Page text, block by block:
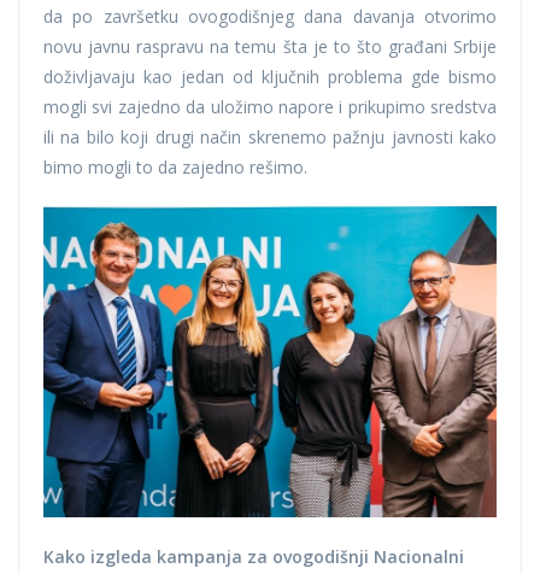
da po završetku ovogodišnjeg dana davanja otvorimo
novu javnu raspravu na temu šta je to što građani Srbije
doživljavaju kao jedan od ključnih problema gde bismo
mogli svi zajedno da uložimo napore i prikupimo sredstva
ili na bilo koji drugi način skrenemo pažnju javnosti kako
bimo mogli to da zajedno rešimo.
Kako izgleda kampanja za ovogodišnji Nacionalni